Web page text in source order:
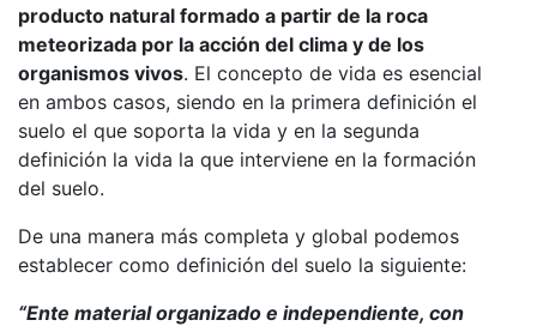
producto natural formado a partir de la roca
meteorizada por la acción del clima y de los
organismos vivos. El concepto de vida es esencial
en ambos casos, siendo en la primera definición el
suelo el que soporta la vida y en la segunda
definición la vida la que interviene en la formación
del suelo.
De una manera más completa y global podemos
establecer como definición del suelo la siguiente:
“Ente material organizado e independiente, con